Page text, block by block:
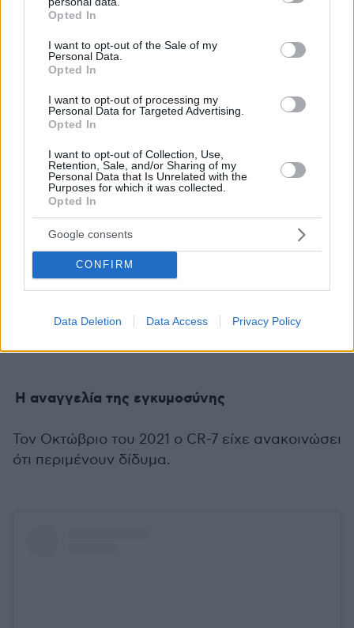
grant or deny consent to Google and its third-party tags to
use your data for below specified purposes in below Google
consent section.
Opted In
I want to opt-out of the Sale of my
Personal Data.
Opted In
I want to opt-out of processing my
Personal Data for Targeted Advertising.
Opted In
I want to opt-out of Collection, Use,
Retention, Sale, and/or Sharing of my
Personal Data that Is Unrelated with the
Purposes for which it was collected.
Opted In
Google consents
CONFIRM
Data Deletion Data Access Privacy Policy
Παράλληλα, πάρα πολλά ήταν και τα μηνύματα
συμπαράστασης από συναδέλφους του
Πορτογάλου φορ της Μάντσεστερ Γιουνάιτεντ,
με χαρακτηριστικό εκείνο του συμπαίκτη του
Ράσφορντ, όπου μεταξύ άλλων τον
χαρακτήρισε "αδερφό" και τόνισε πως η σκέψη
του είναι και σε εκείνον και την
Thoughts are with you and Georgina brother ♥️ I’m
so sorry
— Marcus Rashford MBE (@MarcusRashford)
April 18, 2022
Η αναγγελία της εγκυμοσύνης
Τον Οκτώβριο του 2021 ο CR-7 είχε ανακοινώσει
ότι περιμένουν δίδυμα.